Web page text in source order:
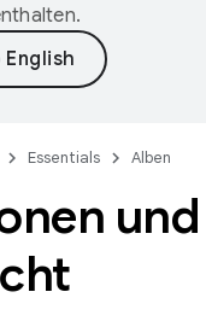
Essentials Alben